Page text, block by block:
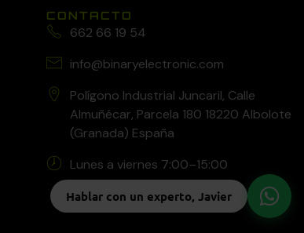
CONTACTO
662 66 19 54
info@binaryelectronic.com
Polígono Industrial Juncaril, Calle
Almuñécar, Parcela 180 18220 Albolote
(Granada) España
Lunes a viernes 7:00–15:00
Hablar con un experto, Javier